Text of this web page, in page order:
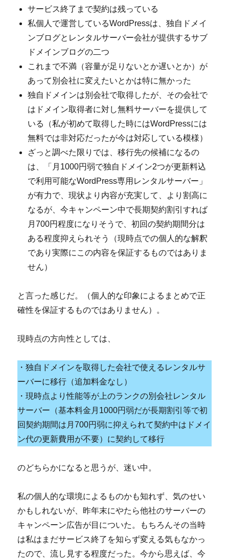
サービス終了まで契約は残っている
私個人で運営しているWordPressは、独自ドメイ
ンブログとレンタルサーバー会社が提供するサブ
ドメインブログの二つ
これまで不満（容量が足りないとか遅いとか）が
あって別会社に変えたいとかは特に無かった
独自ドメインは別会社で取得したが、その会社で
はドメイン取得者に対し無料サーバーを提供して
いる（私が初めて取得した時にはWordPressには
無料では非対応だったが今は対応している模様）
ざっと調べた限りでは、移行先の候補になるの
は、「月1000円弱で独自ドメイン2つが更新料込
で利用可能なWordPress専用レンタルサーバー」
が有力で、現状より内容が充実して、より割高に
なるが、今キャンペーン中で長期契約割引すれば
月700円程度になりそうで、初回の契約期間分は
ある程度抑えられそう（現時点での個人的な解釈
であり実際にこの内容を保証するものではありま
せん）
と言った感じだ。（個人的な印象によるまとめで正
確性を保証するものではありません）。
現時点の方向性としては、
・独自ドメインを取得した会社で使えるレンタルサ
ーバーに移行（追加料金なし）
・現時点より性能等が上のランクの別会社レンタル
サーバー（基本料金月1000円弱だが長期割引等で初
回契約期間は月700円弱に抑えられて契約中はドメイ
ン代の更新費用が不要）に契約して移行
のどちらかになると思うが、迷い中。
私の個人的な環境によるものかも知れず、気のせい
かもしれないが、昨年末にやたら他社のサーバーの
キャンペーン広告が目についた。もちろんその当時
は私はまだサービス終了を知らず変える気もなかっ
たので、流し見する程度だった。今から思えば、今